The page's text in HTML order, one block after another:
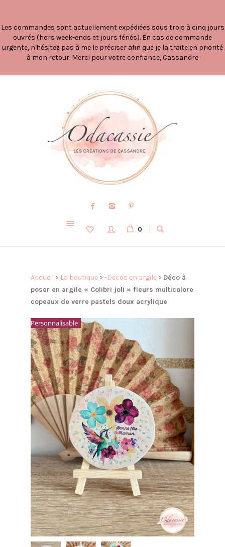
Les commandes sont actuellement expédiées sous trois à cinq jours
ouvrés (hors week-ends et jours fériés). En cas de commande
urgente, n'hésitez pas à me le préciser afin que je la traite en priorité
à mon retour. Merci pour votre confiance, Cassandre
0
Accueil > La boutique> -Décos en argile> Déco à
poser en argile « Colibri joli » fleurs multicolore
copeaux de verre pastels doux acrylique
Personnalisable